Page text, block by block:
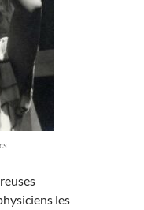
les